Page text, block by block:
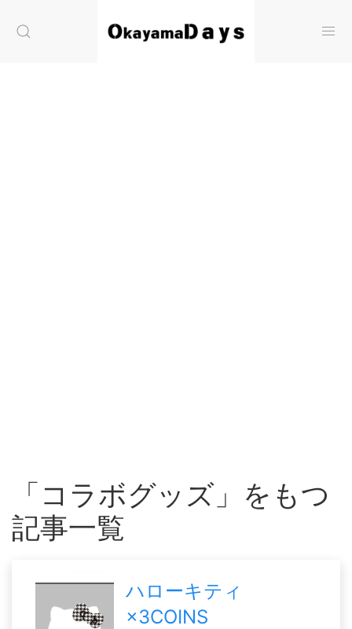
「コラボグッズ」をもつ
記事一覧
ハローキティ
×3COINS